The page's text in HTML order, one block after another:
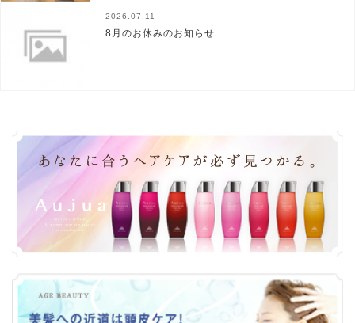
2026.07.11
8月のお休みのお知らせ...